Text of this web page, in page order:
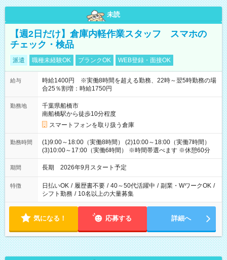
未読
【週2日だけ】倉庫内軽作業スタッフ スマホの
チェック・検品
派遣 職種未経験OK ブランクOK WEB登録・面接OK
給与
時給1400円 ※実働8時間を超える勤務、22時～翌5時勤務の場
合25％割増：時給1750円
勤務地
千葉県船橋市
南船橋駅から徒歩10分程度
スマートフォンを取り扱う倉庫
勤務時間
(1)9:00～18:00（実働8時間） (2)10:00～18:00（実働7時間）
(3)10:00～17:00（実働6時間） ※時間帯選べます ※休憩60分
期間 長期 2026年9月スタート予定
特徴 日払いOK / 履歴書不要 / 40～50代活躍中 / 副業・WワークOK /
シフト勤務 / 10名以上の大量募集
気になる！ 応募する 詳細へ